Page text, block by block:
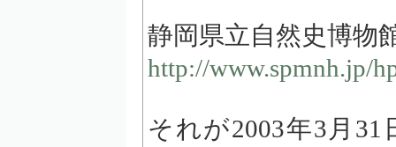
静岡県立自然史博物
http://www.spmnh.jp/
それが2003年3月